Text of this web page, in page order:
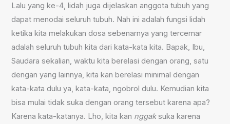
Lalu yang ke-4, lidah juga dijelaskan anggota tubuh yang
dapat menodai seluruh tubuh. Nah ini adalah fungsi lidah
ketika kita melakukan dosa sebenarnya yang tercemar
adalah seluruh tubuh kita dari kata-kata kita. Bapak, Ibu,
Saudara sekalian, waktu kita berelasi dengan orang, satu
dengan yang lainnya, kita kan berelasi minimal dengan
kata-kata dulu ya, kata-kata, ngobrol dulu. Kemudian kita
bisa mulai tidak suka dengan orang tersebut karena apa?
Karena kata-katanya. Lho, kita kan nggaksuka karena